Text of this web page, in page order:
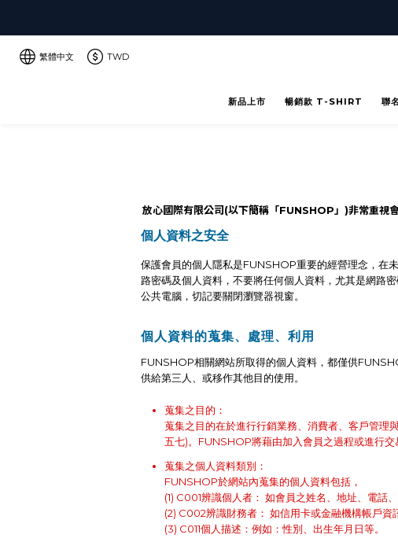
繁體中文 TWD
新品上市 暢銷款 T-SHIRT 聯
放心國際有限公司(以下簡稱「FUNSHOP」)非常重視會
個人資料之安全
保護會員的個人隱私是FUNSHOP重要的經營理念，在
路密碼及個人資料，不要將任何個人資料，尤其是網路
公共電腦，切記要關閉瀏覽器視窗。
個人資料的蒐集、處理、利用
FUNSHOP相關網站所取得的個人資料，都僅供
供給第三人、或移作其他目的使用。
蒐集之目的：
蒐集之目的在於進行行銷業務、消費者、客戶管理
五七)。FUNSHOP將藉由加入會員之過程或進行交
蒐集之個人資料類別：
FUNSHOP於網站內蒐集的個人資料包括，
(1) C001辨識個人者： 如會員之姓名、地址、電話
(2) C002辨識財務者： 如信用卡或金融機構帳戶資
(3) C011個人描述：例如：性別、出生年月日等。